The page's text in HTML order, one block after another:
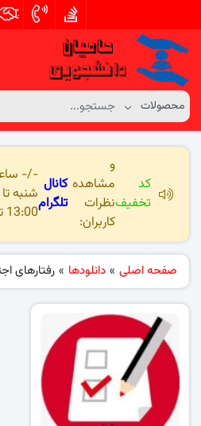
کد
تخفیف
و
مشاهده
نظرات
کاربران:
کانال
تلگرام
-/-
شنبه
13:00 تا 01:00 -/-
صفحه اصلی » دانلودها » رفتارهای